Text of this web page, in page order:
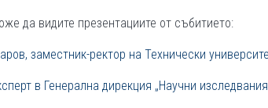
да видите презентациите от събитието:
заместник-ректор на Технически
в Генерална дирекция „Научни